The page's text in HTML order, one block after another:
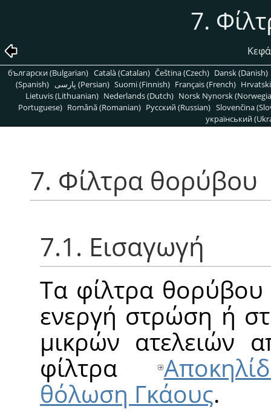
7.
български (Bulgarian) Català (Catalan) Čeština (Czech) Dansk (Danish)
(Spanish)
پارسی (Persian) Suomi (Finnish) Français (French)
Lietuvis (Lithuanian) Nederlands (Dutch) Norsk Nynorsk
Portuguese) Română (Romanian) Pусский (Russian) Slovenčina
український
7. Φίλτρα θορύβου
7.1. Εισαγωγή
Τα φίλτρα θορύβου
ενεργή στρώση ή
μικρών ατελειών
φίλτρα
θόλωση Γκάους.